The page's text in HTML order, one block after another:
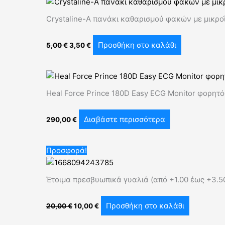
Crystaline-A πανάκι καθαρισμού φακών με
5,00€
was:
3,50€
τιμή
3,50 €.
Προσθήκη στο καλάθι
Heal Force Prince 180D Easy ECG Monitor
290,00€ Διαβάστε περισσότερα
Προσφορά!
Έτοιμα πρεσβυωπικά γυαλιά (από +1.00 έως
20,00€
Original
price
was:
10,00€
τιμή
10,00 €.
Προσθήκη στο καλάθι